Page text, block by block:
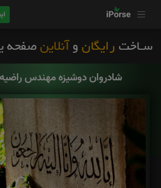
شادروان‌ دوشیزه مهندس